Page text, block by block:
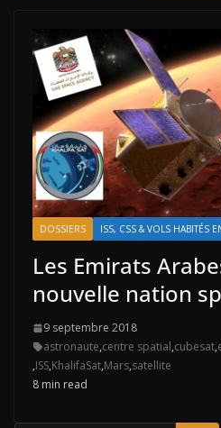
DOSSIERS ISS, CSS & VOLS HABITÉS
Les Emirats
nouvelle nation
9 septembre 2018
astronaute,centre spatial,cubesat,
,ISS,KhalifaSat,Mars,satellite
8 min read